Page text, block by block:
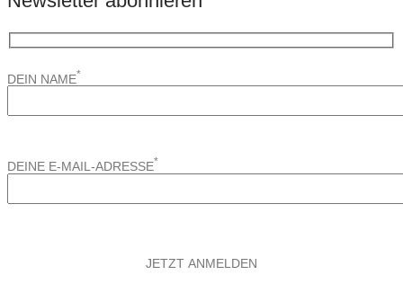
DEIN NAME*
DEINE E-MAIL-ADRESSE*